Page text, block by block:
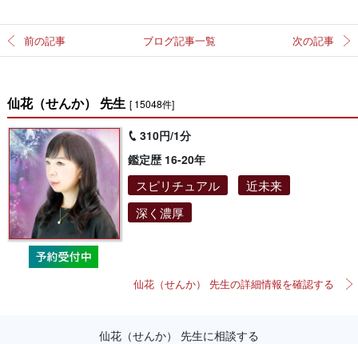
前の記事 ブログ記事一覧 次の記事
仙花（せんか） 先生 [ 15048件]
310円/1分
鑑定歴 16-20年
スピリチュアル
近未来
深く濃厚
仙花（せんか） 先生の詳細情報を確認する
仙花（せんか） 先生に相談する